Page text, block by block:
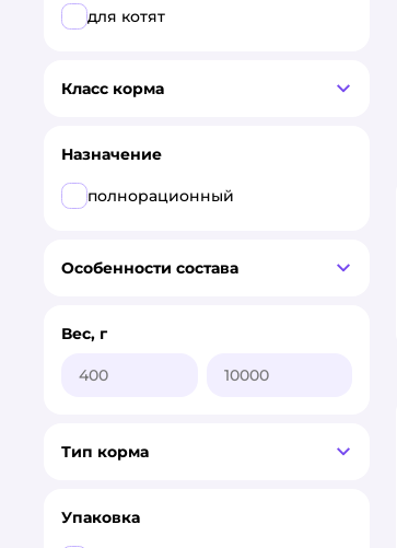
для котят
Класс корма
Назначение
полнорационный
Особенности состава
Вес, г
Тип корма
Упаковка